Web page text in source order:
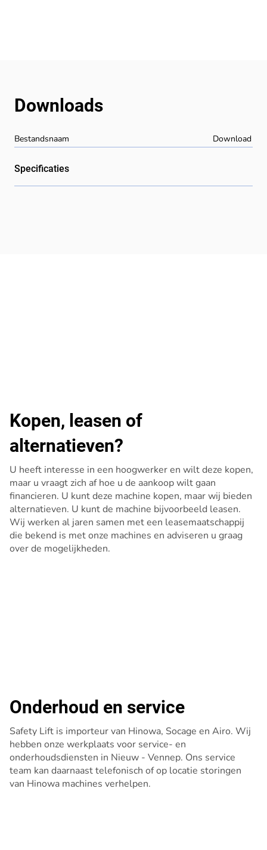
Bestandsnaam Download
Downloads
Specificaties
Onderhoud en service
Safety Lift is importeur van Hinowa, Socage en Airo. Wij
hebben onze werkplaats voor service- en
onderhoudsdiensten in Nieuw - Vennep. Ons service
team kan daarnaast telefonisch of op locatie storingen
van Hinowa machines verhelpen.
Kopen, leasen of
alternatieven?
U heeft interesse in een hoogwerker en wilt deze kopen,
maar u vraagt zich af hoe u de aankoop wilt gaan
financieren. U kunt deze machine kopen, maar wij bieden
alternatieven. U kunt de machine bijvoorbeeld leasen.
Wij werken al jaren samen met een leasemaatschappij
die bekend is met onze machines en adviseren u graag
over de mogelijkheden.